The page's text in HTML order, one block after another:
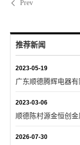
Prev
推荐新闻
2023-05-19
广东顺德腾辉电器
2023-03-06
顺德陈村源金恒创
2026-07-30